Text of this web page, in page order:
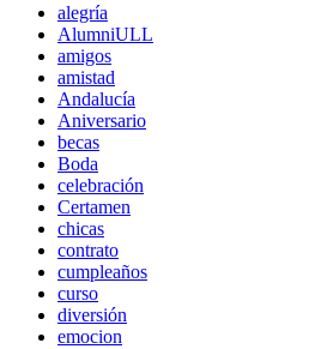
alegría
AlumniULL
amigos
amistad
Andalucía
Aniversario
becas
Boda
celebración
Certamen
chicas
contrato
cumpleaños
curso
diversión
emocion